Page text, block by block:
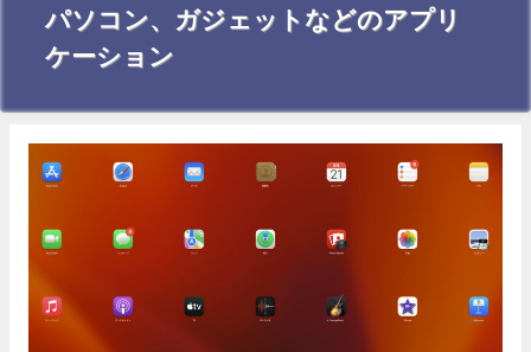
パソコン、ガジェットなどのアプリ
ケーション